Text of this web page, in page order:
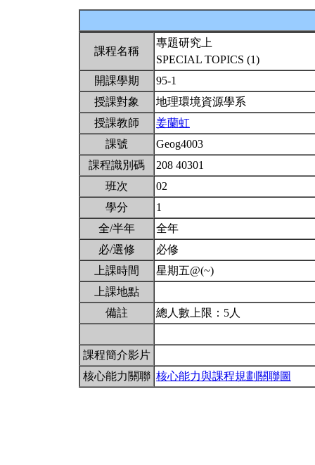
課程名稱
專題研究上
SPECIAL TOPICS (1)
開課學期
95-1
授課對象
地理環境資源學系
授課教師
姜蘭虹
課號
Geog4003
課程識別碼
208 40301
班次
02
學分
1
全/半年
全年
必/選修
必修
上課時間
星期五@(~)
上課地點
備註
總人數上限：5人
課程簡介影片
核心能力關聯 核心能力與課程規劃關聯圖